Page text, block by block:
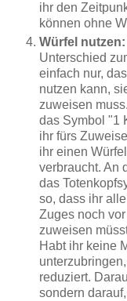
ihr den
können ohne
Würfel nutzen:
Unterschied
einfach nur,
nutzen kann,
zuweisen
das Symbol "1
ihr fürs
ihr einen
verbraucht. An
das
so, dass ihr
Zuges noch
zuweisen
Habt ihr keine
reduziert.
sondern